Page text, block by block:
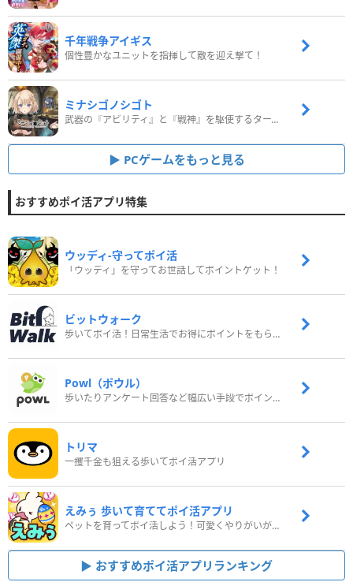
千年戦争アイギス
個性豊かなユニットを指揮して敵を迎え撃て！
ミナシゴノシゴト
武器の『アビリティ』と『戦神』を駆使するターン制コマンドバトルRPG！
PCゲームをもっと見る
おすすめポイ活アプリ特集
ウッディ‐守ってポイ活
「ウッディ」を守ってお世話してポイントゲット！
ビットウォーク
歩いてポイ活！日常生活でお得にポイントをもらおう
Powl（ポウル）
歩いたりアンケート回答など幅広い手段でポイントをゲット
トリマ
一攫千金も狙える歩いてポイ活アプリ
えみぅ 歩いて育ててポイ活アプリ
ペットを育ってポイ活しよう！可愛くやりがいがある新感覚アプリ
おすすめポイ活アプリランキング